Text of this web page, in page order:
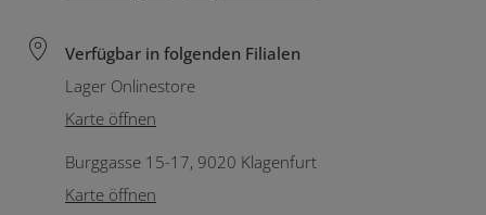
Verfügbar in folgenden Filialen
Lager Onlinestore
Karte öffnen
Burggasse 15-17, 9020 Klagenfurt
Karte öffnen